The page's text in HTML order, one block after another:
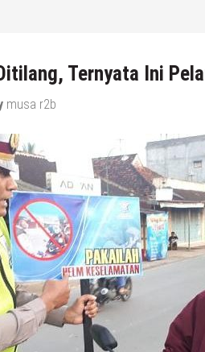
Ternyata Ini
musa r2b